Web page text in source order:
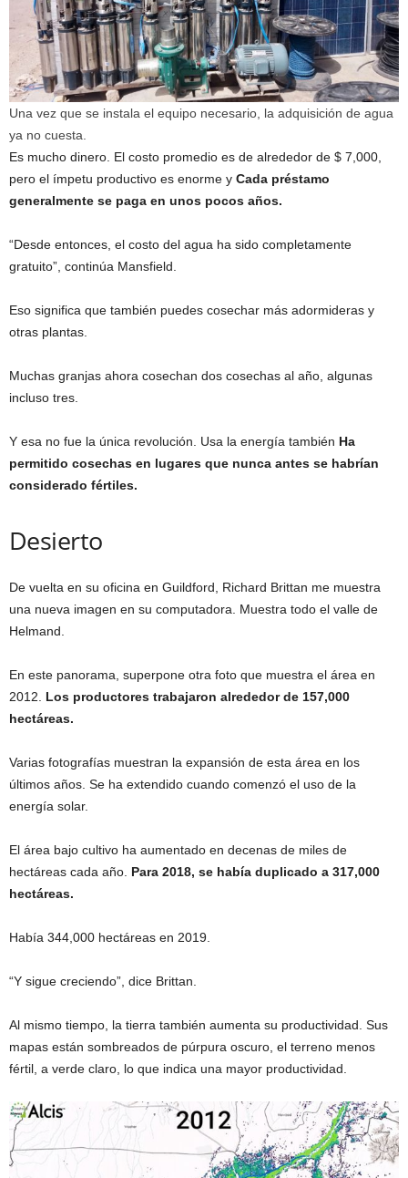
Una vez que se instala el equipo necesario, la adquisición de agua
ya no cuesta.
Es mucho dinero. El costo promedio es de alrededor de $ 7,000,
pero el ímpetu productivo es enorme y Cada préstamo
generalmente se paga en unos pocos años.
“Desde entonces, el costo del agua ha sido completamente
gratuito”, continúa Mansfield.
Eso significa que también puedes cosechar más adormideras y
otras plantas.
Muchas granjas ahora cosechan dos cosechas al año, algunas
incluso tres.
Y esa no fue la única revolución. Usa la energía también Ha
permitido cosechas en lugares que nunca antes se habrían
considerado fértiles.
Desierto
De vuelta en su oficina en Guildford, Richard Brittan me muestra
una nueva imagen en su computadora. Muestra todo el valle de
Helmand.
En este panorama, superpone otra foto que muestra el área en
2012. Los productores trabajaron alrededor de 157,000
hectáreas.
Varias fotografías muestran la expansión de esta área en los
últimos años. Se ha extendido cuando comenzó el uso de la
energía solar.
El área bajo cultivo ha aumentado en decenas de miles de
hectáreas cada año. Para 2018, se había duplicado a 317,000
hectáreas.
Había 344,000 hectáreas en 2019.
“Y sigue creciendo”, dice Brittan.
Al mismo tiempo, la tierra también aumenta su productividad. Sus
mapas están sombreados de púrpura oscuro, el terreno menos
fértil, a verde claro, lo que indica una mayor productividad.